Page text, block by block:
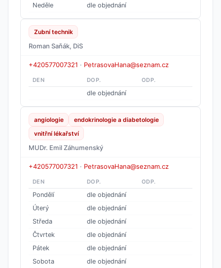
Neděle
dle objednání
Zubní technik
Roman Saňák, DiS
+420577007321 · PetrasovaHana@seznam.cz
DEN DOP. ODP.
dle objednání
angiologie
endokrinologie a diabetologie
vnitřní lékařství
MUDr. Emil Záhumenský
+420577007321 · PetrasovaHana@seznam.cz
DEN DOP. ODP.
Pondělí
dle objednání
Úterý
dle objednání
Středa
dle objednání
Čtvrtek
dle objednání
Pátek
dle objednání
Sobota
dle objednání